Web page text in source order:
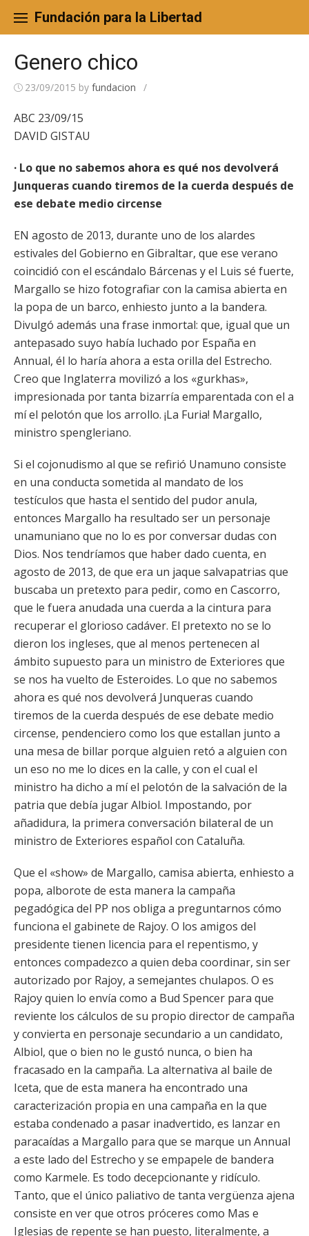
content
Fundación para la Libertad
Genero chico
23/09/2015 by fundacion /
ABC 23/09/15
DAVID GISTAU
· Lo que no sabemos ahora es qué nos devolverá
Junqueras cuando tiremos de la cuerda después de
ese debate medio circense
EN agosto de 2013, durante uno de los alardes
estivales del Gobierno en Gibraltar, que ese verano
coincidió con el escándalo Bárcenas y el Luis sé fuerte,
Margallo se hizo fotografiar con la camisa abierta en
la popa de un barco, enhiesto junto a la bandera.
Divulgó además una frase inmortal: que, igual que un
antepasado suyo había luchado por España en
Annual, él lo haría ahora a esta orilla del Estrecho.
Creo que Inglaterra movilizó a los «gurkhas»,
impresionada por tanta bizarría emparentada con el a
mí el pelotón que los arrollo. ¡La Furia! Margallo,
ministro spengleriano.
Si el cojonudismo al que se refirió Unamuno consiste
en una conducta sometida al mandato de los
testículos que hasta el sentido del pudor anula,
entonces Margallo ha resultado ser un personaje
unamuniano que no lo es por conversar dudas con
Dios. Nos tendríamos que haber dado cuenta, en
agosto de 2013, de que era un jaque salvapatrias que
buscaba un pretexto para pedir, como en Cascorro,
que le fuera anudada una cuerda a la cintura para
recuperar el glorioso cadáver. El pretexto no se lo
dieron los ingleses, que al menos pertenecen al
ámbito supuesto para un ministro de Exteriores que
se nos ha vuelto de Esteroides. Lo que no sabemos
ahora es qué nos devolverá Junqueras cuando
tiremos de la cuerda después de ese debate medio
circense, pendenciero como los que estallan junto a
una mesa de billar porque alguien retó a alguien con
un eso no me lo dices en la calle, y con el cual el
ministro ha dicho a mí el pelotón de la salvación de la
patria que debía jugar Albiol. Impostando, por
añadidura, la primera conversación bilateral de un
ministro de Exteriores español con Cataluña.
Que el «show» de Margallo, camisa abierta, enhiesto a
popa, alborote de esta manera la campaña
pegadógica del PP nos obliga a preguntarnos cómo
funciona el gabinete de Rajoy. O los amigos del
presidente tienen licencia para el repentismo, y
entonces compadezco a quien deba coordinar, sin ser
autorizado por Rajoy, a semejantes chulapos. O es
Rajoy quien lo envía como a Bud Spencer para que
reviente los cálculos de su propio director de campaña
y convierta en personaje secundario a un candidato,
Albiol, que o bien no le gustó nunca, o bien ha
fracasado en la campaña. La alternativa al baile de
Iceta, que de esta manera ha encontrado una
caracterización propia en una campaña en la que
estaba condenado a pasar inadvertido, es lanzar en
paracaídas a Margallo para que se marque un Annual
a este lado del Estrecho y se empapele de bandera
como Karmele. Es todo decepcionante y ridículo.
Tanto, que el único paliativo de tanta vergüenza ajena
consiste en ver que otros próceres como Mas e
Iglesias de repente se han puesto, literalmente, a